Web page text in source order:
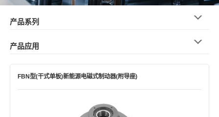
产品系列
产品应用
FBN型(干式单板)新能源电磁式制动器(附导座)